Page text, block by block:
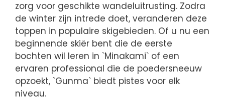
zorg voor geschikte wandeluitrusting. Zodra
de winter zijn intrede doet, veranderen deze
toppen in populaire skigebieden. Of u nu een
beginnende skiër bent die de eerste
bochten wil leren in `Minakami` of een
ervaren professional die de poedersneeuw
opzoekt, `Gunma` biedt pistes voor elk
niveau.